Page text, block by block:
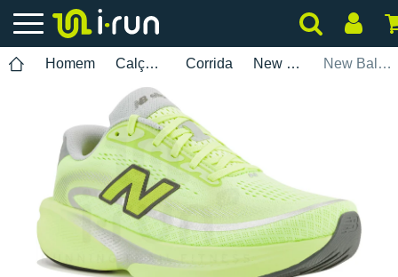
Homem Calçados Corrida New Balance New Balance Ellipse V1